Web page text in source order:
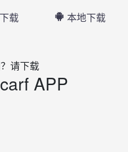
载 本地下载
请下载
APP